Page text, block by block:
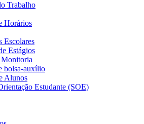
Trabalho
Horários
Escolares
Estágios
bolsa-auxílio
Alunos
Estudante (SOE)